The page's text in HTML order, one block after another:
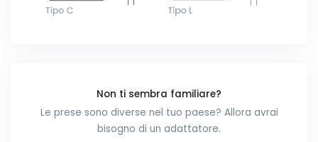
Non ti sembra familiare?
Le prese sono diverse nel tuo paese? Allora avrai
bisogno di un adattatore.